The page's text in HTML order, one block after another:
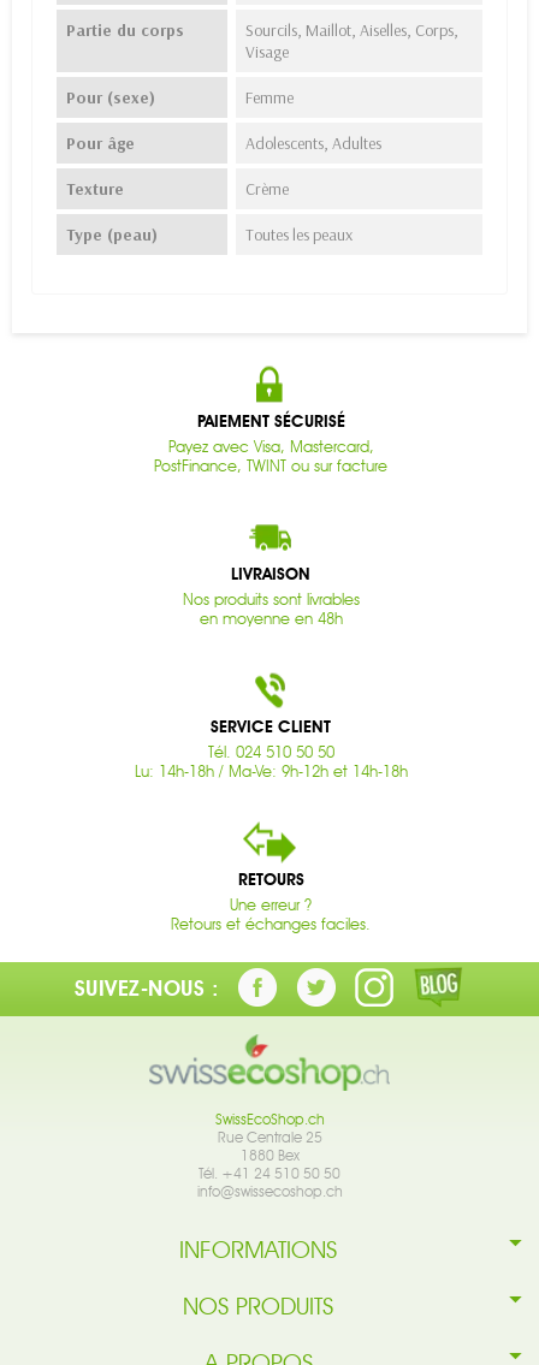
Partie du corps
Sourcils, Maillot, Aiselles, Corps,
Visage
Pour (sexe) Femme
Pour âge Adolescents, Adultes
Texture Crème
Type (peau) Toutes les peaux
PAIEMENT SÉCURISÉ
Payez avec Visa, Mastercard,
PostFinance, TWINT ou sur facture
LIVRAISON
Nos produits sont livrables
en moyenne en 48h
SERVICE CLIENT
Tél. 024 510 50 50
Lu: 14h-18h / Ma-Ve: 9h-12h et 14h-18h
RETOURS
Une erreur ?
Retours et échanges faciles.
SUIVEZ-NOUS :
SwissEcoShop.ch
Rue Centrale 25
1880 Bex
Tél. +41 24 510 50 50
info@swissecoshop.ch
INFORMATIONS
NOS PRODUITS